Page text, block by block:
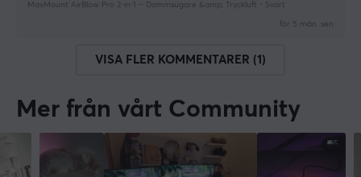
MaxMount AirBlow Pro 2-in-1 – Dammsugare &amp; Tryckluft - Svart
för 5 mån. sen
VISA FLER KOMMENTARER (1)
Mer från vårt Community